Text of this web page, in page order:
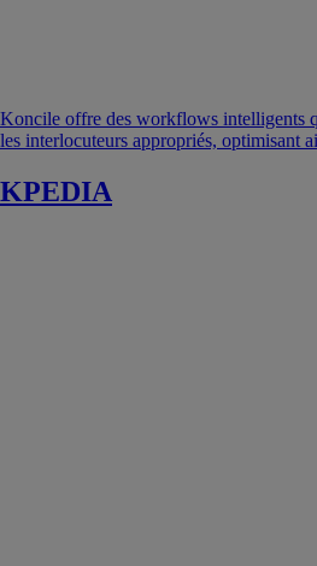
Koncile offre des workflows intelligents
les interlocuteurs appropriés, optimisant
KPEDIA